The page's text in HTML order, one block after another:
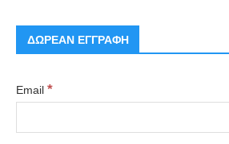
ΔΩΡΕΑΝ ΕΓΓΡΑΦΗ
Email *